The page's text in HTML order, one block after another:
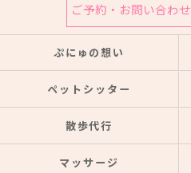
ご予約・お問い合わせ
ぷにゅの想い
ペットシッター
散歩代行
マッサージ